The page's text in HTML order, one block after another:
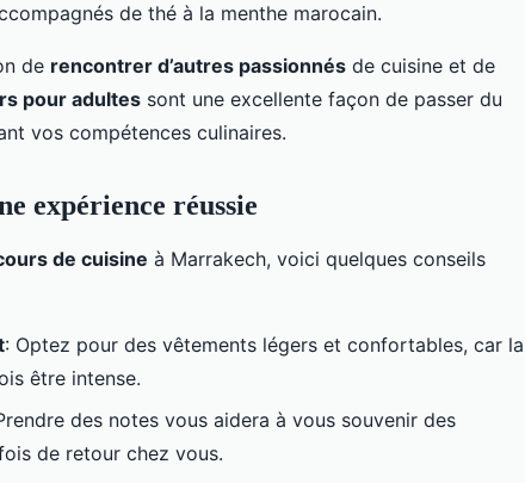
de thé à la menthe marocain.
de rencontrer d’autres passionnés de cuisine et de
pour adultes sont une excellente façon de passer du
vos compétences culinaires.
expérience réussie
de cuisine à Marrakech, voici quelques conseils
: Optez pour des vêtements légers et confortables, car la
être intense.
des notes vous aidera à vous souvenir des
de retour chez vous.